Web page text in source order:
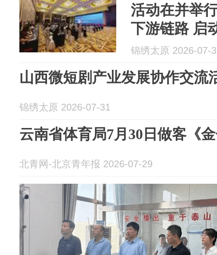
活动在并举
下游链路 启
锦绣太原 2026-07-
山西微短剧产业发展协作交流
锦绣太原 2026-07-31
云南省体育局7月30日做客《
北青网-北京青年报 2026-07-29